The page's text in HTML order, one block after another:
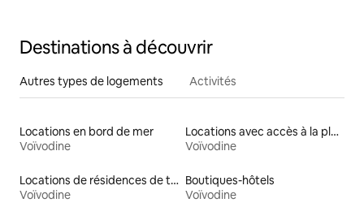
Destinations à découvrir
Autres types de logements Activités
Locations en bord de mer
Voïvodine
Locations avec accès à la plage
Voïvodine
Locations de résidences de tourisme
Voïvodine
Boutiques-hôtels
Voïvodine